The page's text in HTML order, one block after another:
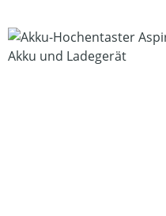
Bildergalerie überspringen